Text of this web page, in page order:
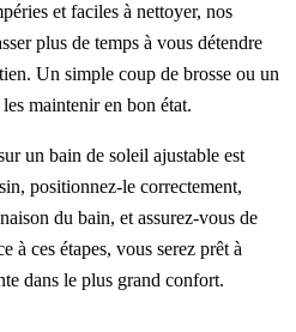
et faciles à nettoyer, nos
plus de temps à vous détendre
Un simple coup de brosse ou un
maintenir en bon état.
un bain de soleil ajustable est
positionnez-le correctement,
du bain, et assurez-vous de
à ces étapes, vous serez prêt à
dans le plus grand confort.